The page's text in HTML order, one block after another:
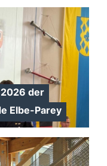
der
Elbe-Parey